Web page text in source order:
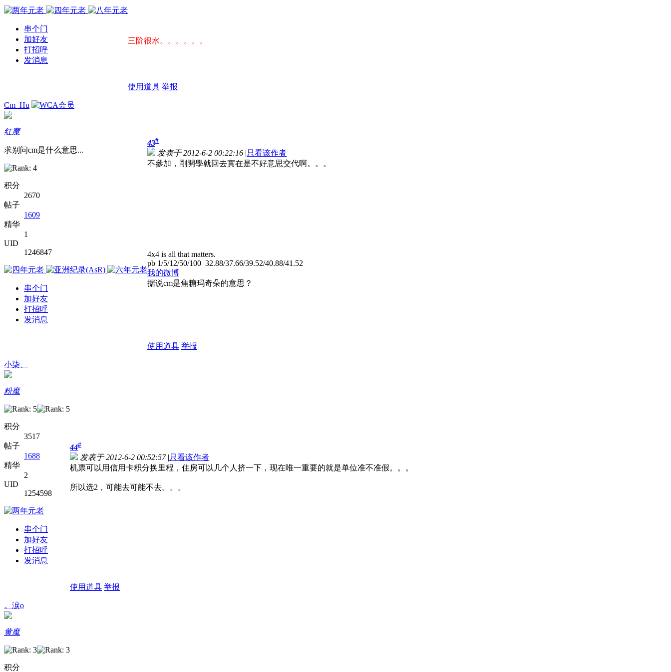
串个门
加好友
打招呼
发消息
三阶很水。。。。。。
使用道具 举报
Cm_Hu
红魔
求别问cm是什么意思...
积分
2670
帖子
1609
精华
1
UID
1246847
串个门
加好友
打招呼
发消息
43#
发表于 2012-6-2 00:22:16 |只看该作者
不參加，剛開學就回去實在是不好意思交代啊。。。
4x4 is all that matters.
pb 1/5/12/50/100 32.88/37.66/39.52/40.88/41.52
我的微博
据说cm是焦糖玛奇朵的意思？
使用道具 举报
小柒、
粉魔
积分
3517
帖子
1688
精华
2
UID
1254598
串个门
加好友
打招呼
发消息
44#
发表于 2012-6-2 00:52:57 |只看该作者
机票可以用信用卡积分换里程，住房可以几个人挤一下，现在唯一重要的就是单位准不准假。。。
所以选2，可能去可能不去。。。
使用道具 举报
。涙o
黄魔
积分